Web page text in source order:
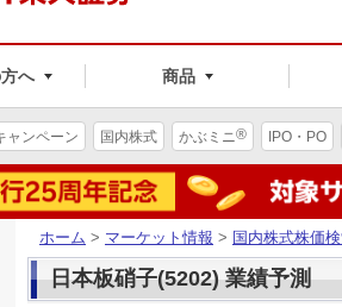
へ 商品
ャンペーン 国内株式 かぶミニ® IPO・PO
ホーム > マーケット情報 > 国内株式株価
日本板硝子(5202) 業績予測